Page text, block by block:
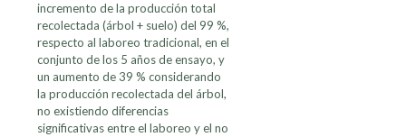
incremento de la producción total
recolectada (árbol + suelo) del 99 %,
respecto al laboreo tradicional, en el
conjunto de los 5 años de ensayo, y
un aumento de 39 % considerando
la producción recolectada del árbol,
no existiendo diferencias
significativas entre el laboreo y el no